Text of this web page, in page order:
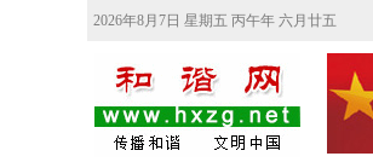
2026年8月7日 星期五 丙午年 六月廿五